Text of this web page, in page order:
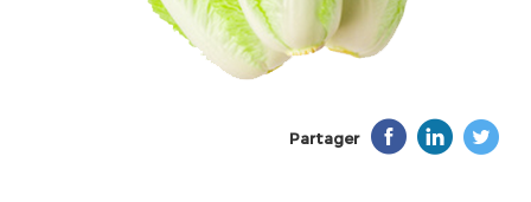
Partager